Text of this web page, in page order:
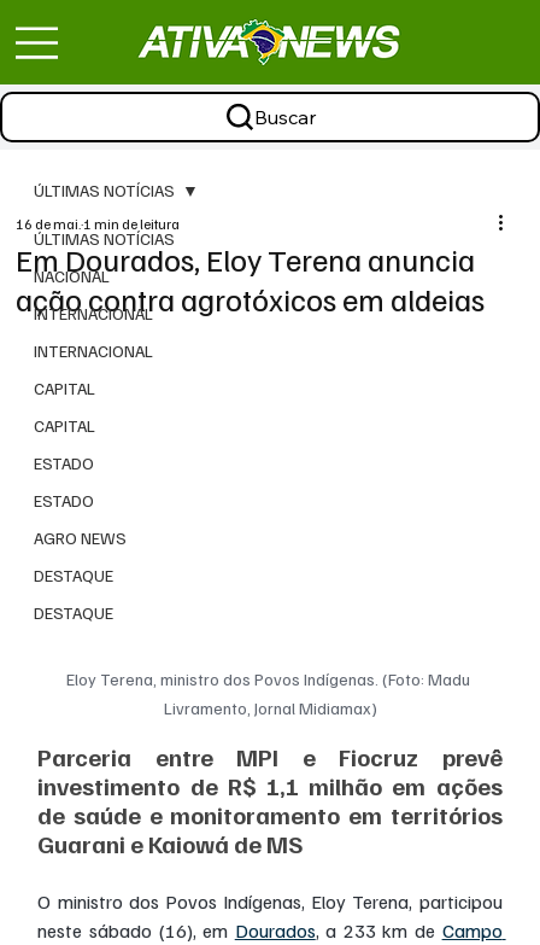
Buscar
ÚLTIMAS NOTÍCIAS
NACIONAL
INTERNACIONAL
INTERNACIONAL
CAPITAL
CAPITAL
ESTADO
ESTADO
AGRO NEWS
DESTAQUE
DESTAQUE
ÚLTIMAS NOTÍCIAS
Em Dourados, Eloy Terena anuncia
ação contra agrotóxicos em aldeias
16 de mai.1 min de leitura
Eloy Terena, ministro dos Povos Indígenas. (Foto: Madu
Livramento, Jornal Midiamax)
Parceria entre MPI e Fiocruz prevê
investimento de R$ 1,1 milhão em ações
de saúde e monitoramento em territórios
Guarani e Kaiowá de MS
O ministro dos Povos Indígenas, Eloy Terena, participou
neste sábado (16), em Dourados, a 233 km de Campo